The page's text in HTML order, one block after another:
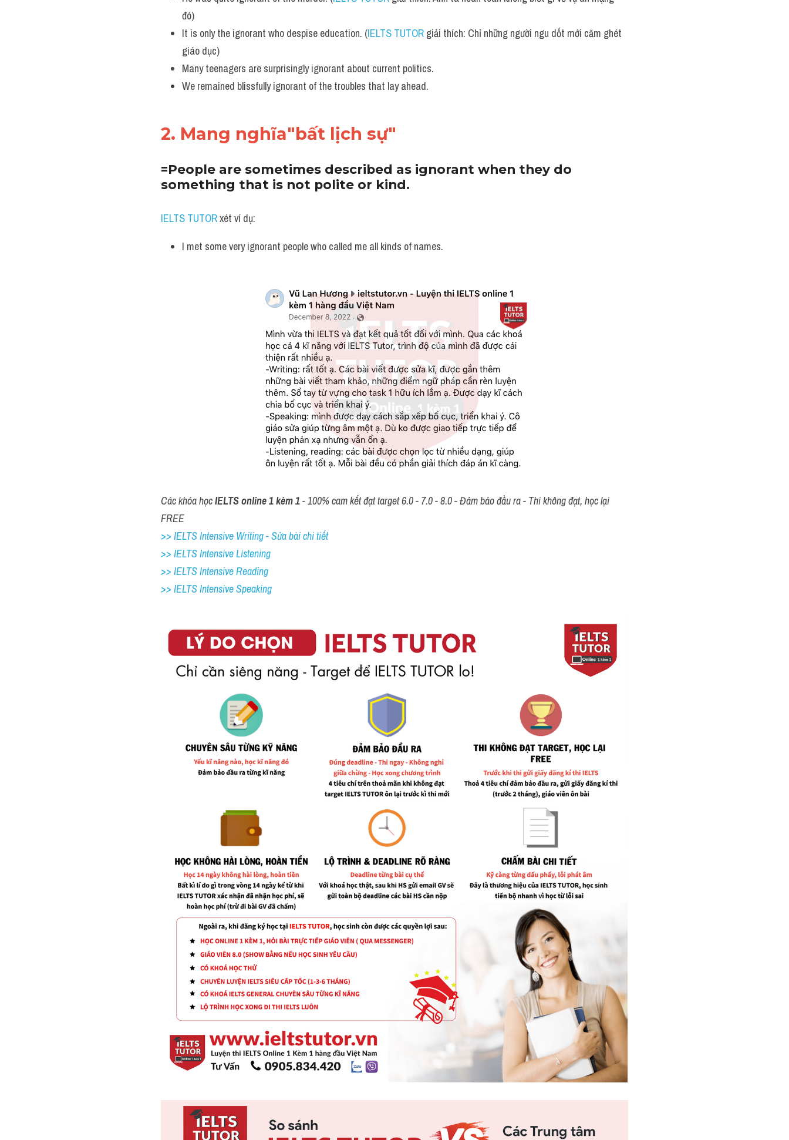
đó)
It is only the ignorant who despise education. (IELTS TUTOR giải thích: Chỉ những người ngu dốt mới căm ghét
giáo dục)
Many teenagers are surprisingly ignorant about current politics.
We remained blissfully ignorant of the troubles that lay ahead.
2. Mang nghĩa"bất lịch sự"
=People are sometimes described as ignorant when they do
something that is not polite or kind.
IELTS TUTOR xét ví dụ:
I met some very ignorant people who called me all kinds of names.
Các khóa học IELTS online 1 kèm 1 - 100% cam kết đạt target 6.0 - 7.0 - 8.0 - Đảm bảo đầu ra - Thi không đạt, học lại
FREE
>> IELTS Intensive Writing - Sửa bài chi tiết
>> IELTS Intensive Listening
>> IELTS Intensive Reading
>> IELTS Intensive Speaking